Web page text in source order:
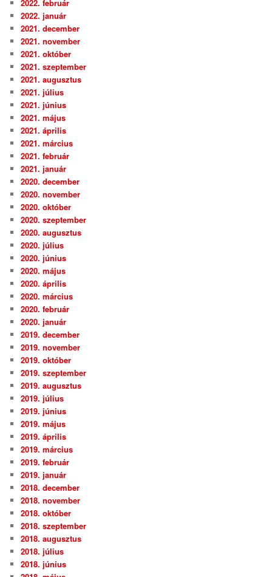
2022. február
2022. január
2021. december
2021. november
2021. október
2021. szeptember
2021. augusztus
2021. július
2021. június
2021. május
2021. április
2021. március
2021. február
2021. január
2020. december
2020. november
2020. október
2020. szeptember
2020. augusztus
2020. július
2020. június
2020. május
2020. április
2020. március
2020. február
2020. január
2019. december
2019. november
2019. október
2019. szeptember
2019. augusztus
2019. július
2019. június
2019. május
2019. április
2019. március
2019. február
2019. január
2018. december
2018. november
2018. október
2018. szeptember
2018. augusztus
2018. július
2018. június